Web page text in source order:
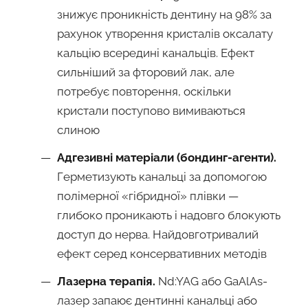
знижує проникність дентину на 98% за
рахунок утворення кристалів оксалату
кальцію всередині канальців. Ефект
сильніший за фторовий лак, але
потребує повторення, оскільки
кристали поступово вимиваються
слиною
Адгезивні матеріали (бондинг-агенти).
Герметизують канальці за допомогою
полімерної «гібридної» плівки —
глибоко проникають і надовго блокують
доступ до нерва. Найдовготривалий
ефект серед консервативних методів
Лазерна терапія. Nd:YAG або GaAlAs-
лазер запаює дентинні канальці або